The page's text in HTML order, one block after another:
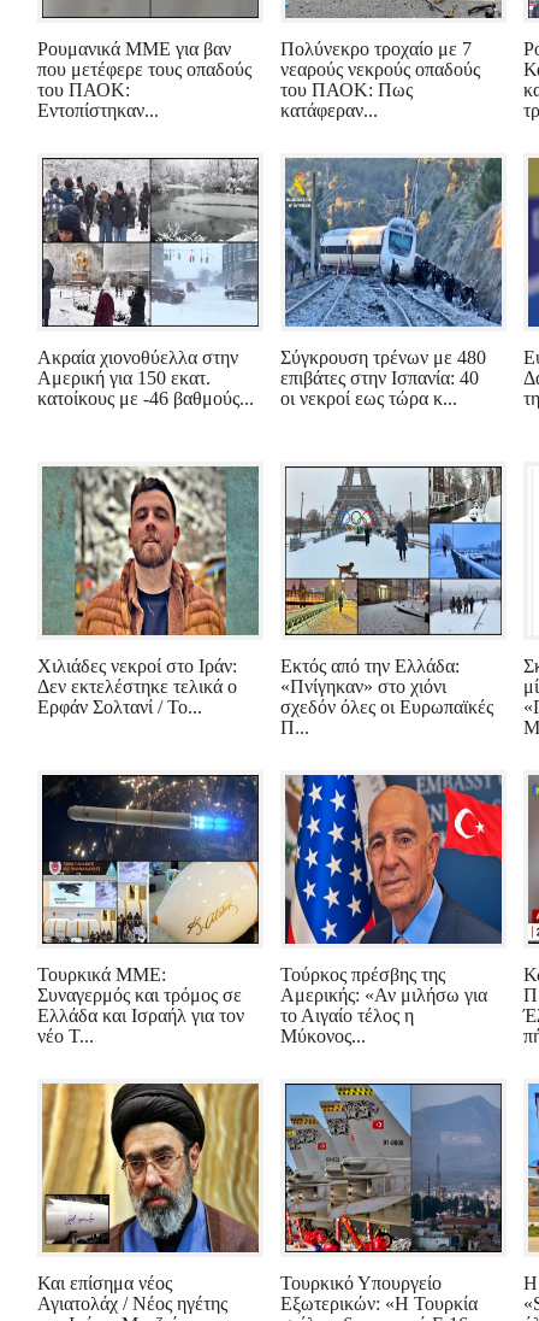
Ρουμανικά ΜΜΕ για βαν
που μετέφερε τους οπαδούς
του ΠΑΟΚ:
Εντοπίστηκαν...
Πολύνεκρο τροχαίο με 7
νεαρούς νεκρούς οπαδούς
του ΠΑΟΚ: Πως
κατάφεραν...
Ακραία χιονοθύελλα στην
Αμερική για 150 εκατ.
κατοίκους με -46 βαθμούς...
Σύγκρουση τρένων με 480
επιβάτες στην Ισπανία: 40
οι νεκροί εως τώρα κ...
Χιλιάδες νεκροί στο Ιράν:
Δεν εκτελέστηκε τελικά ο
Ερφάν Σολτανί / Το...
Εκτός από την Ελλάδα:
«Πνίγηκαν» στο χιόνι
σχεδόν όλες οι Ευρωπαϊκές
Π...
Τουρκικά ΜΜΕ:
Συναγερμός και τρόμος σε
Ελλάδα και Ισραήλ για τον
νέο Τ...
Τούρκος πρέσβης της
Αμερικής: «Αν μιλήσω για
το Αιγαίο τέλος η
Μύκονος...
Και επίσημα νέος
Αγιατολάχ / Νέος ηγέτης
Τουρκικό Υπουργείο
Εξωτερικών: «Η Τουρκία
Η